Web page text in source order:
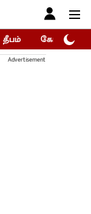
தீபம் கோகுலம்/
Advertisement